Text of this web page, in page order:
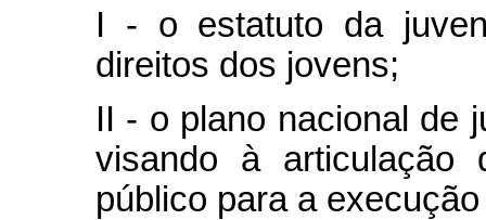
I - o estatuto da
direitos dos jovens;
II - o plano nacional de
visando à articulação
público para a